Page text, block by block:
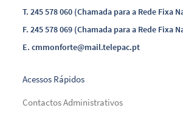
T.245 578 060 (Chamada para a Rede Fixa
F.245 578 069 (Chamada para a Rede Fixa
E.cmmonforte@mail.telepac.pt
Acessos Rápidos
Contactos Administrativos